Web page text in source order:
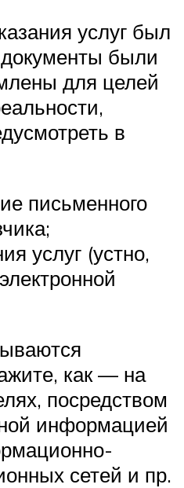
услуг был
были
для целей
в
письменного
услуг (устно,
как — на
посредством
информацией
сетей и пр.